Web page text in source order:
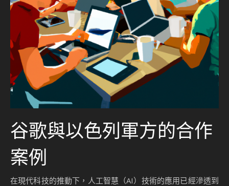
谷歌與以色列軍方的合作
案例
在現代科技的推動下，人工智慧（AI）技術的應用已經滲透到